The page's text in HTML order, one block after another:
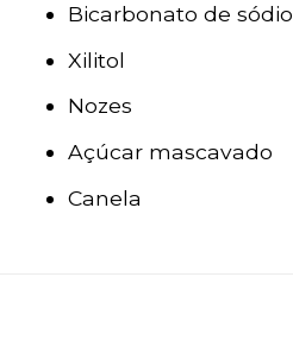
Bicarbonato de sódio
Xilitol
Nozes
Açúcar mascavado
Canela